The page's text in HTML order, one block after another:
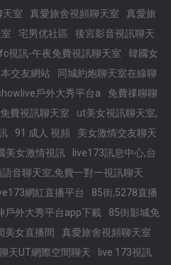
天室 真愛旅舍視頻聊天室
真愛旅
宅男优社區
後宮影音視訊聊天
視訊-午夜免費視訊聊天室
韓國女
本交友網站
同城約炮聊天室在線聊
戶外大秀平台a
免費祼聊聊
費視訊聊天室
ut美女視訊聊天室,
91 成人 視頻
美女激情交友聊天
美女激情視訊
live173訊息中心,台
音聊天室,免費一對一視訊聊天
網紅直播平台
85街,5278直播
戶外大秀平台app下載
85街影城免
美女直播間
真愛旅舍視頻聊天室
天UT網際空間聊天 live 173視訊